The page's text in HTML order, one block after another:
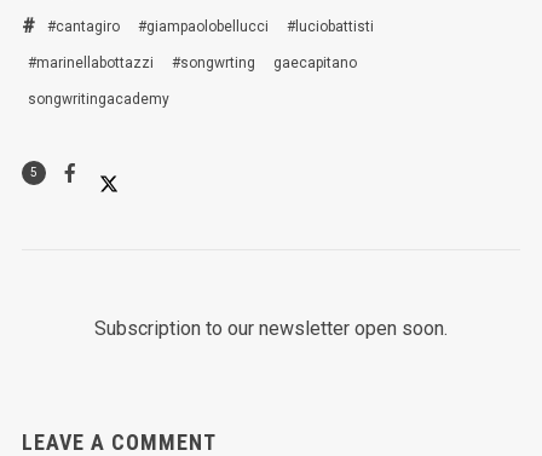
#cantagiro #giampaolobellucci #luciobattisti
#marinellabottazzi #songwrting gaecapitano
songwritingacademy
5
Subscription to our newsletter open soon.
LEAVE A COMMENT